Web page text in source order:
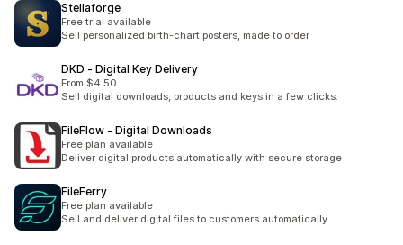
Stellaforge
Free trial available
Sell personalized birth-chart posters, made to order
DKD ‑ Digital Key Delivery
From $4.50
Sell digital downloads, products and keys in a few clicks.
FileFlow ‑ Digital Downloads
Free plan available
Deliver digital products automatically with secure storage
FileFerry
Free plan available
Sell and deliver digital files to customers automatically